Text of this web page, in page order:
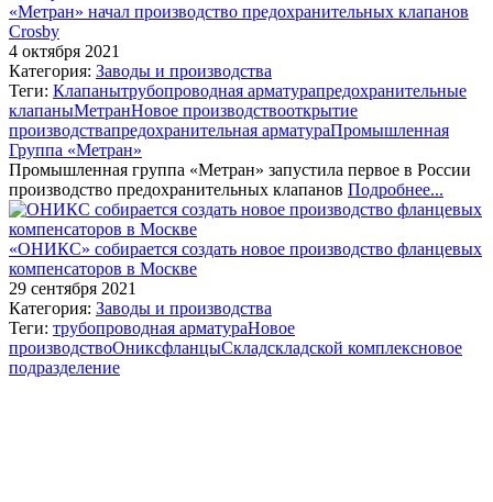
«Метран» начал производство предохранительных клапанов
Crosby
4 октября 2021
Категория: Заводы и производства
Теги: Клапанытрубопроводная арматурапредохранительные
клапаныМетранНовое производствооткрытие
производствапредохранительная арматураПромышленная
Группа «Метран»
Промышленная группа «Метран» запустила первое в России
производство предохранительных клапанов Подробнее...
«ОНИКС» собирается создать новое производство фланцевых
компенсаторов в Москве
29 сентября 2021
Категория: Заводы и производства
Теги: трубопроводная арматураНовое
производствоОниксфланцыСкладскладской комплексновое
подразделение